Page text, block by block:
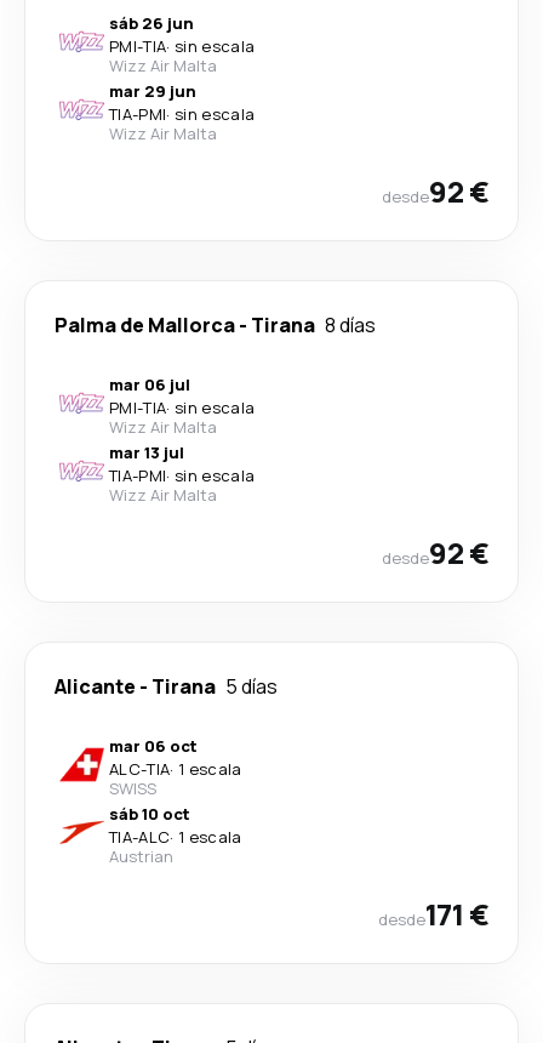
sáb 26 jun
PMI-TIA· sin escala
Wizz Air Malta
mar 29 jun
TIA-PMI· sin escala
Wizz Air Malta
desde92 €
Palma de Mallorca- Tirana 8 días
mar 06 jul
PMI-TIA· sin escala
Wizz Air Malta
mar 13 jul
TIA-PMI· sin escala
Wizz Air Malta
desde92 €
Alicante - Tirana 5 días
mar 06 oct
ALC-TIA· 1 escala
SWISS
sáb 10 oct
TIA-ALC· 1 escala
Austrian
desde171 €